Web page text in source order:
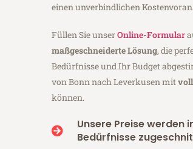
einen unverbindlichen
Füllen Sie unserOnline-Formular
maßgeschneiderte Lösung, die
Bedürfnisse und Ihr Budget
von Bonn nach Leverkusen mit
können.
Unsere Preise werden
Bedürfnisse